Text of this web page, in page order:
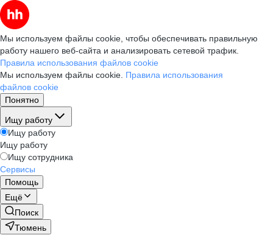
Мы используем файлы cookie, чтобы обеспечивать правильную
работу нашего веб-сайта и анализировать сетевой трафик.
Правила использования файлов cookie
Мы используем файлы cookie. Правила использования
файлов cookie
Понятно
Ищу работу
Ищу работу
Ищу работу
Ищу сотрудника
Сервисы
Помощь
Ещё
Поиск
Тюмень